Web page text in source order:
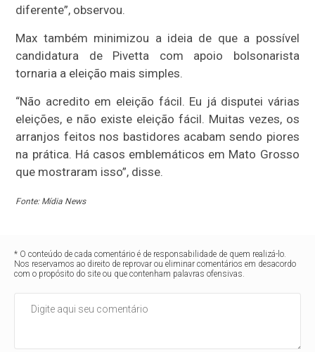
diferente”, observou.
Max também minimizou a ideia de que a possível
candidatura de Pivetta com apoio bolsonarista
tornaria a eleição mais simples.
“Não acredito em eleição fácil. Eu já disputei várias
eleições, e não existe eleição fácil. Muitas vezes, os
arranjos feitos nos bastidores acabam sendo piores
na prática. Há casos emblemáticos em Mato Grosso
que mostraram isso”, disse.
Fonte: Mídia News
* O conteúdo de cada comentário é de responsabilidade de quem realizá-lo.
Nos reservamos ao direito de reprovar ou eliminar comentários em desacordo
com o propósito do site ou que contenham palavras ofensivas.